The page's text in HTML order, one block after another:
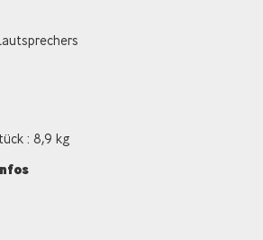
: 8,9 kg